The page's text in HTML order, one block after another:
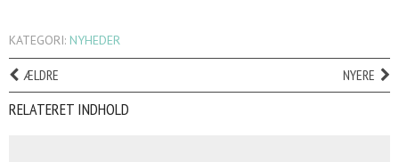
KATEGORI: NYHEDER
ÆLDRE NYERE
RELATERET INDHOLD